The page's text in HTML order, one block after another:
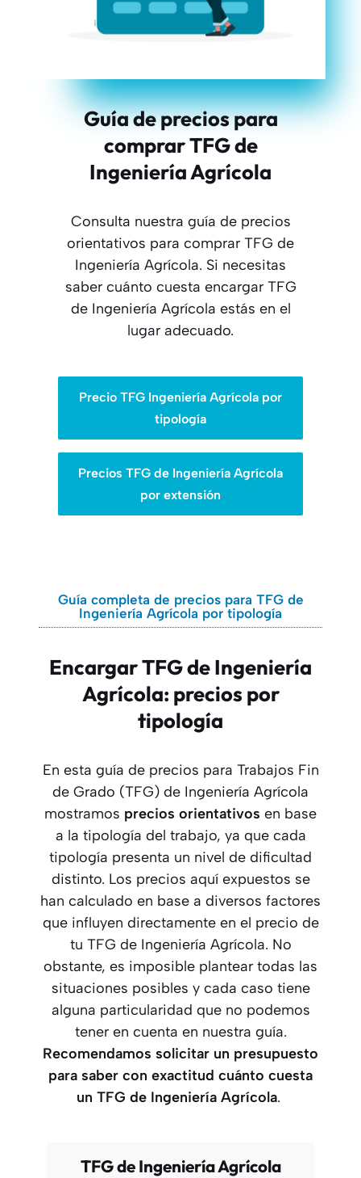
Guía de precios para
comprar TFG de
Ingeniería Agrícola
Consulta nuestra guía de precios
orientativos para comprar TFG de
Ingeniería Agrícola. Si necesitas
saber cuánto cuesta encargar TFG
de Ingeniería Agrícola estás en el
lugar adecuado.
Precio TFG Ingeniería Agrícola por
tipología
Precios TFG de Ingeniería Agrícola
por extensión
Guía completa de precios para TFG de
Ingeniería Agrícola por tipología
Encargar TFG de Ingeniería
Agrícola: precios por
tipología
En esta guía de precios para Trabajos Fin
de Grado (TFG) de Ingeniería Agrícola
mostramos precios orientativos en base
a la tipología del trabajo, ya que cada
tipología presenta un nivel de dificultad
distinto. Los precios aquí expuestos se
han calculado en base a diversos factores
que influyen directamente en el precio de
tu TFG de Ingeniería Agrícola. No
obstante, es imposible plantear todas las
situaciones posibles y cada caso tiene
alguna particularidad que no podemos
tener en cuenta en nuestra guía.
Recomendamos solicitar un presupuesto
para saber con exactitud cuánto cuesta
un TFG de Ingeniería Agrícola.
TFG de Ingeniería Agrícola